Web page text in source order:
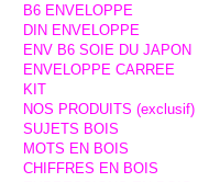
B6 ENVELOPPE
DIN ENVELOPPE
ENV B6 SOIE DU JAPON
ENVELOPPE CARREE
KIT
NOS PRODUITS (exclusif)
SUJETS BOIS
MOTS EN BOIS
CHIFFRES EN BOIS